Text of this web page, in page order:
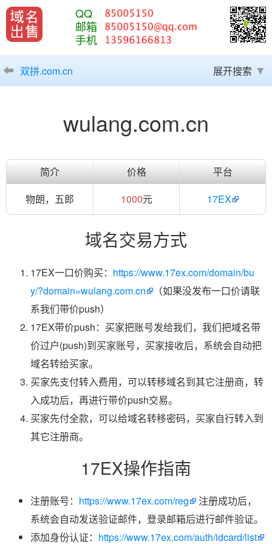
QQ
邮箱
手机
双拼.com.cn 展开搜索
wulang.com.cn
简介 价格
平台
物朗，五郎
1000元 17EX
域名交易方式
17EX一口价购买： https://www.17ex.com/domain/bu
y/?domain=wulang.com.cn
（如果没发布一口价请联
系我们带价push）
17EX带价push：买家把账号发给我们，我们把域名带
价过户(push)到买家账号，买家接收后，系统会自动把
域名转给买家。
买家先支付转入费用，可以转移域名到其它注册商，转
入成功后，再进行带价push交易。
买家先付全款，可以给域名转移密码，买家自行转入到
其它注册商。
17EX操作指南
注册账号： https://www.17ex.com/reg
注册成功后，
系统会自动发送验证邮件，登录邮箱后进行邮件验证。
添加身份认证： https://www.17ex.com/auth/idcard/list